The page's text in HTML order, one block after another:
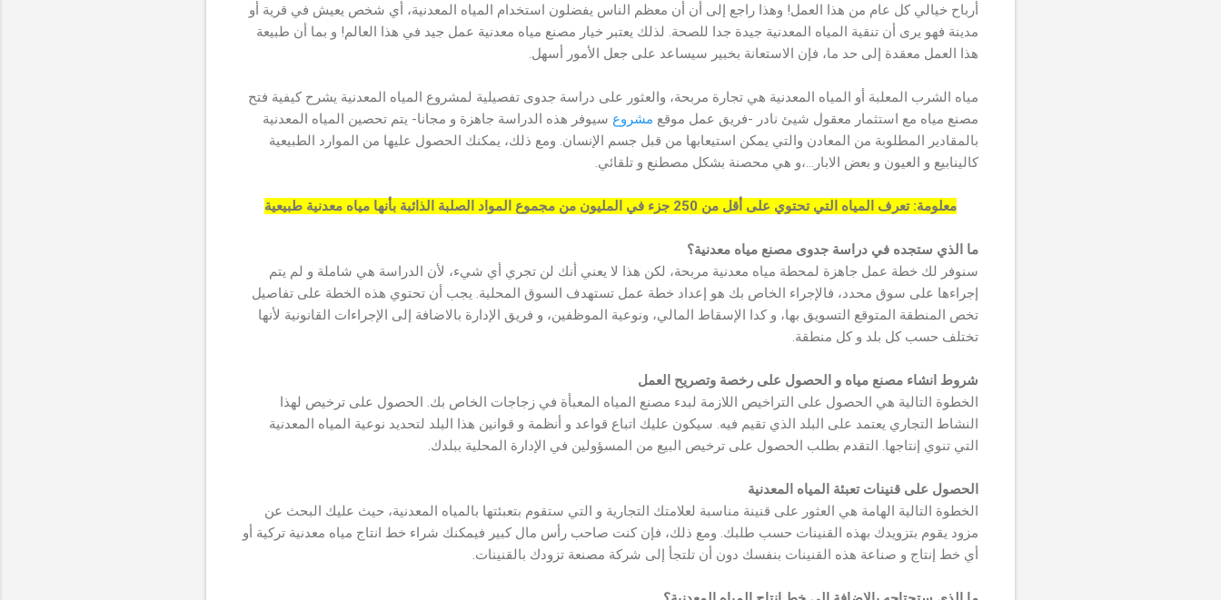
أرباح خيالي كل عام من هذا العمل! وهذا راجع إلى أن أن معظم الناس يفضلون استخدام المياه المعدنية، أي شخص يعيش في قرية أو
مدينة فهو يرى أن تنقية المياه المعدنية جيدة جدا للصحة. لذلك يعتبر خيار مصنع مياه معدنية عمل جيد في هذا العالم! و بما أن طبيعة
هذا العمل معقدة إلى حد ما، فإن الاستعانة بخبير سيساعد على جعل الأمور أسهل.
مياه الشرب المعلبة أو المياه المعدنية هي تجارة مربحة، والعثور على دراسة جدوى تفصيلية لمشروع المياه المعدنية يشرح كيفية فتح
مصنع مياه مع استثمار معقول شيئ نادر -فريق عمل موقع مشروع سيوفر هذه الدراسة جاهزة و مجانا- يتم تحصين المياه المعدنية
بالمقادير المطلوبة من المعادن والتي يمكن استيعابها من قبل جسم الإنسان. ومع ذلك، يمكنك الحصول عليها من الموارد الطبيعية
كالينابيع و العيون و بعض الابار...،و هي محصنة بشكل مصطنع و تلقائي.
معلومة: تعرف المياه التي تحتوي على أقل من 250 جزء في المليون من مجموع المواد الصلبة الذائبة بأنها مياه معدنية طبيعية
ما الذي ستجده في دراسة جدوى مصنع مياه معدنية؟
سنوفر لك خطة عمل جاهزة لمحطة مياه معدنية مربحة، لكن هذا لا يعني أنك لن تجري أي شيء، لأن الدراسة هي شاملة و لم يتم
إجراءها على سوق محدد، فالإجراء الخاص بك هو إعداد خطة عمل تستهدف السوق المحلية. يجب أن تحتوي هذه الخطة على تفاصيل
تخص المنطقة المتوقع التسويق بها، و كدا الإسقاط المالي، ونوعية الموظفين، و فريق الإدارة بالاضافة إلى الإجراءات القانونية لأنها
تختلف حسب كل بلد و كل منطقة.
شروط انشاء مصنع مياه و الحصول على رخصة وتصريح العمل
الخطوة التالية هي الحصول على التراخيص اللازمة لبدء مصنع المياه المعبأة في زجاجات الخاص بك. الحصول على ترخيص لهذا
النشاط التجاري يعتمد على البلد الذي تقيم فيه. سيكون عليك اتباع قواعد و أنظمة و قوانين هذا البلد لتحديد نوعية المياه المعدنية
التي تنوي إنتاجها. التقدم بطلب الحصول على ترخيص البيع من المسؤولين في الإدارة المحلية ببلدك.
الحصول على قنينات تعبئة المياه المعدنية
الخطوة التالية الهامة هي العثور على قنينة مناسبة لعلامتك التجارية و التي ستقوم بتعبئتها بالمياه المعدنية، حيث عليك البحث عن
مزود يقوم بتزويدك بهذه القنينات حسب طلبك. ومع ذلك، فإن كنت صاحب رأس مال كبير فيمكنك شراء خط انتاج مياه معدنية تركية أو
أي خط إنتاج و صناعة هذه القنينات بنفسك دون أن تلتجأ إلى شركة مصنعة تزودك بالقنينات.